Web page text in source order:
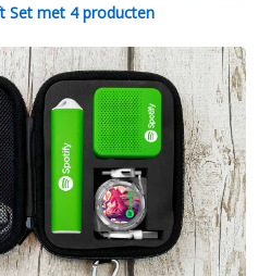
Set met 4 producten